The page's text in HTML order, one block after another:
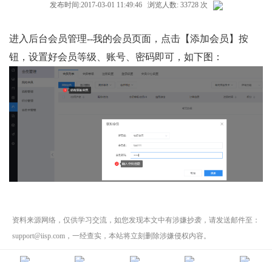
发布时间:2017-03-01 11:49:46 浏览人数: 33728 次
进入后台会员管理--我的会员页面，点击【添加会员】按
钮，设置好会员等级、账号、密码即可，如下图：
资料来源网络，仅供学习交流，如您发现本文中有涉嫌抄袭，请发送邮件至：
support@iisp.com，一经查实，本站将立刻删除涉嫌侵权内容。